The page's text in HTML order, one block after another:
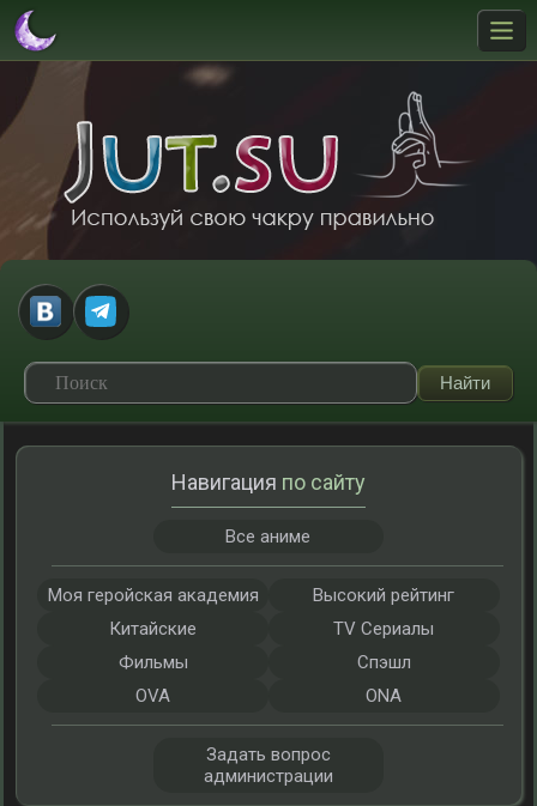
Навигация по сайту
Все аниме
Моя геройская академия
Высокий рейтинг
Китайские
TV Сериалы
Фильмы
Спэшл
OVA
ONA
Задать вопрос
администрации